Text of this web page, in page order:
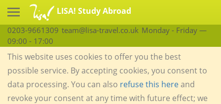
LISA! Study Abroad
0203-9661309 team@lisa-travel.co.uk Monday - Friday —
09:00 - 17:00
This website uses cookies to offer you the best
possible service. By accepting cookies, you consent to
data processing. You can also refuse this hereand
revoke your consent at any time with future effect; we